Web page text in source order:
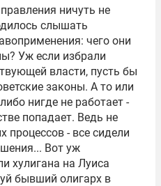
ничуть не
слышать
чего они
Уж если избрали
власти, пусть бы
законы. А то или
нигде не работает -
попадает. Ведь не
процессов - все сидели
Вот уж
хулигана на Луиса
бывший олигарх в